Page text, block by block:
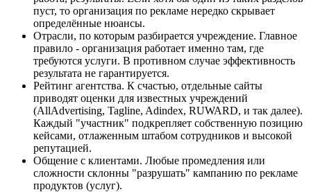
пуст, то организация по рекламе нередко скрывает
определённые нюансы.
Отрасли, по которым разбирается учреждение. Главное
правило - организация работает именно там, где
требуются услуги. В противном случае эффективность
результата не гарантируется.
Рейтинг агентства. К счастью, отдельные сайты
приводят оценки для известных учреждений
(AllAdvertising, Tagline, Adindex, RUWARD, и так далее).
Каждый "участник" подкрепляет собственную позицию
кейсами, отлаженным штабом сотрудников и высокой
репутацией.
Общение с клиентами. Любые промедления или
сложности склонны "разрушать" кампанию по рекламе
продуктов (услуг).